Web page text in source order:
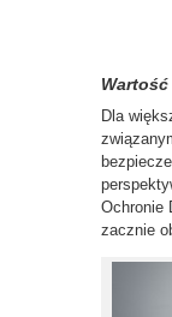
Dla
Ochronie
zacznie